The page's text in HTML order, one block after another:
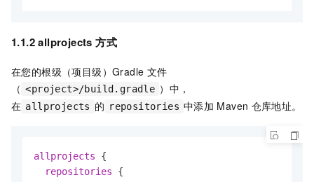
1.1.2 allprojects 方式
在您的根级（项目级）Gradle 文件
（ <project>/build.gradle ）中，
在 allprojects 的 repositories 中添加 Maven 仓库地址。
allprojects {
repositories {